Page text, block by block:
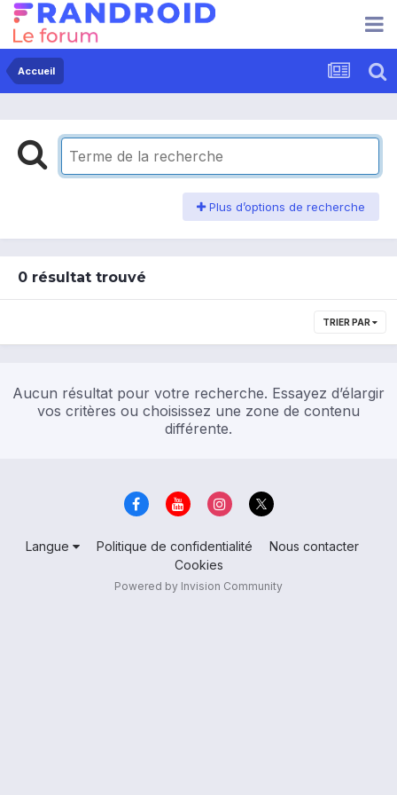
Accueil
Plus d’options de recherche
0 résultat trouvé
TRIER PAR
Aucun résultat pour votre recherche. Essayez d’élargir
vos critères ou choisissez une zone de contenu
différente.
Langue Politique de confidentialité
Nous contacter
Cookies
Powered by Invision Community